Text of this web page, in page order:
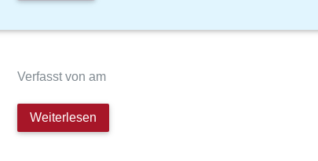
Verfasst von am
Weiterlesen